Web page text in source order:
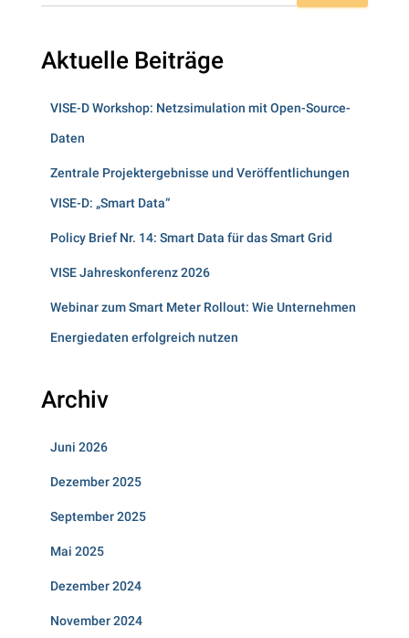
Aktuelle Beiträge
VISE-D Workshop: Netzsimulation mit Open-Source-
Daten
Zentrale Projektergebnisse und Veröffentlichungen
VISE-D: „Smart Data“
Policy Brief Nr. 14: Smart Data für das Smart Grid
VISE Jahreskonferenz 2026
Webinar zum Smart Meter Rollout: Wie Unternehmen
Energiedaten erfolgreich nutzen
Archiv
Juni 2026
Dezember 2025
September 2025
Mai 2025
Dezember 2024
November 2024